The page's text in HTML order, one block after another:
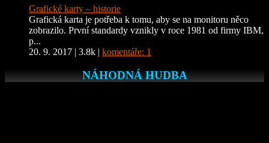
Grafické karty – historie
Grafická karta je potřeba k tomu, aby se na monitoru něco
zobrazilo. První standardy vznikly v roce 1981 od firmy IBM,
p...
20. 9. 2017 | 3.8k | komentáře: 1
NÁHODNÁ HUDBA